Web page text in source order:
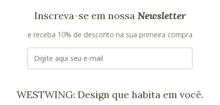
Inscreva-se em nossa Newsletter
e receba 10% de desconto na sua primeira compra
E-mail
WESTWING: Design que habita em você.